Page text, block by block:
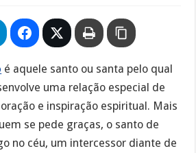
é aquele santo ou santa pelo qual
uma relação especial de
e inspiração espiritual. Mais
se pede graças, o santo de
no céu, um intercessor diante de